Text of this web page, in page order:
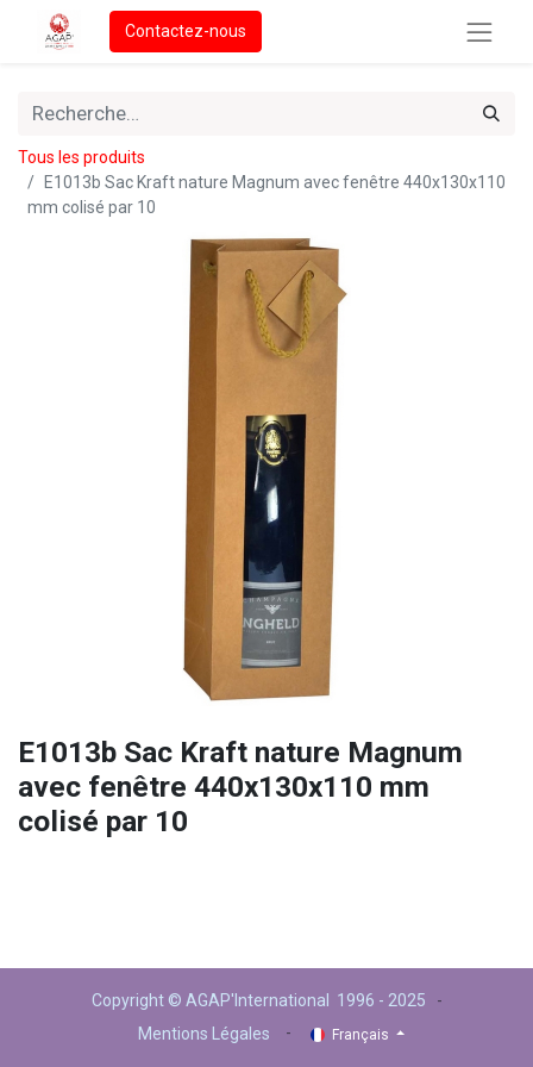
Contactez-nous
Tous les produits
E1013b Sac Kraft nature Magnum avec fenêtre 440x130x110
mm colisé par 10
E1013b Sac Kraft nature Magnum
avec fenêtre 440x130x110 mm
colisé par 10
Copyright © AGAP'International 1996 - 2025 -
Mentions Légales
- Français